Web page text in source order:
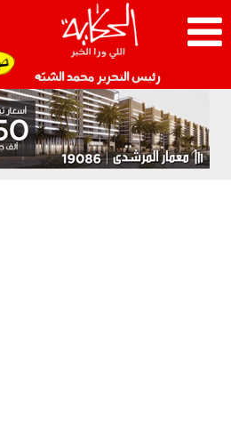
رئيس التحرير محمد الشبّه